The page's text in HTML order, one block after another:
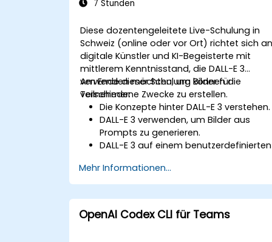
7 Stunden
Diese dozentengeleitete Live-Schulung in
Schweiz (online oder vor Ort) richtet sich an
digitale Künstler und KI-Begeisterte mit
mittlerem Kenntnisstand, die DALL-E 3
verwenden möchten, um Bilder für
verschiedene Zwecke zu erstellen.
Am Ende dieser Schulung können die
Teilnehmer:
Die Konzepte hinter DALL-E 3 verstehen.
DALL-E 3 verwenden, um Bilder aus
Prompts zu generieren.
DALL-E 3 auf einem benutzerdefinierten
Mehr Informationen...
OpenAI Codex CLI für Teams